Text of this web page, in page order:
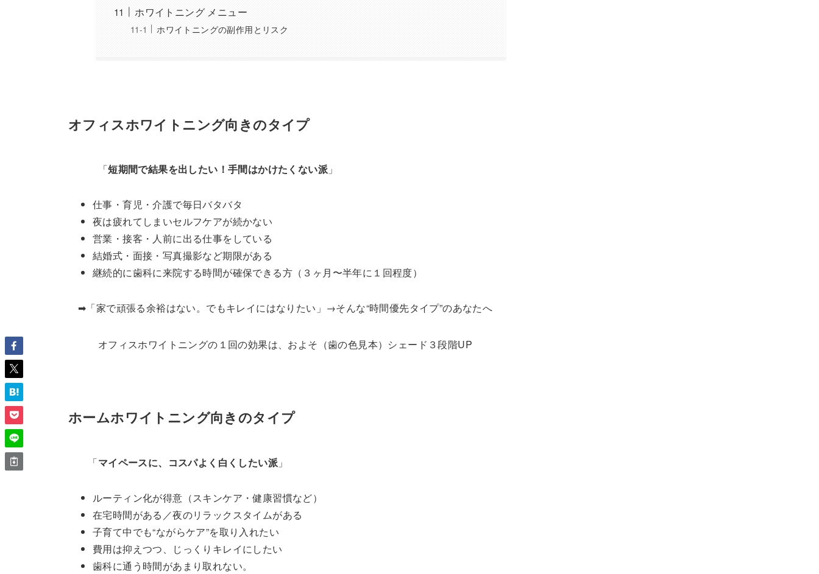
ホワイトニング メニュー
ホワイトニングの副作用とリスク
オフィスホワイトニング向きのタイプ
「短期間で結果を出したい！手間はかけたくない派 」
仕事・育児・介護で毎日バタバタ
夜は疲れてしまいセルフケアが続かない
営業・接客・人前に出る仕事をしている
結婚式・面接・写真撮影など期限がある
継続的に歯科に来院する時間が確保できる方（３ヶ月〜半年に１回程度）
➡︎「家で頑張る余裕はない。でもキレイにはなりたい」→そんな“時間優先タイプ”のあなたへ
オフィスホワイトニングの１回の効果は、およそ（歯の色見本）シェード３段階UP
ホームホワイトニング向きのタイプ
「マイペースに、コスパよく白くしたい派 」
ルーティン化が得意（スキンケア・健康習慣など）
在宅時間がある／夜のリラックスタイムがある
子育て中でも“ながらケア”を取り入れたい
費用は抑えつつ、じっくりキレイにしたい
歯科に通う時間があまり取れない。